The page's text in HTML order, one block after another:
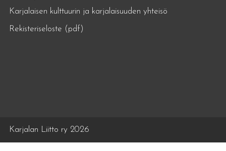
Karjalaisen kulttuurin ja karjalaisuuden yhteisö
Rekisteriseloste (pdf)
Karjalan Liitto ry 2026